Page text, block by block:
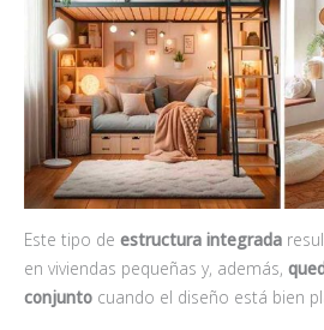
Este tipo de estructura integrada
en viviendas pequeñas y, además,
conjunto cuando el diseño está bien